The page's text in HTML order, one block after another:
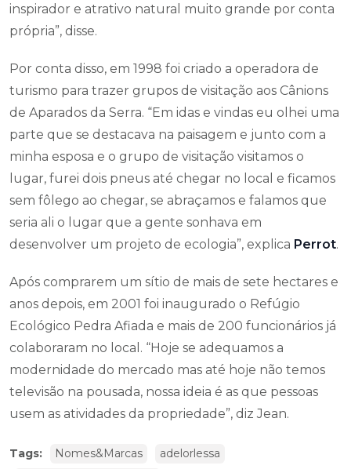
inspirador e atrativo natural muito grande por conta
própria”, disse.
Por conta disso, em 1998 foi criado a operadora de
turismo para trazer grupos de visitação aos Cânions
de Aparados da Serra. “Em idas e vindas eu olhei uma
parte que se destacava na paisagem e junto com a
minha esposa e o grupo de visitação visitamos o
lugar, furei dois pneus até chegar no local e ficamos
sem fôlego ao chegar, se abraçamos e falamos que
seria ali o lugar que a gente sonhava em
desenvolver um projeto de ecologia”, explica Perrot.
Após comprarem um sítio de mais de sete hectares e
anos depois, em 2001 foi inaugurado o Refúgio
Ecológico Pedra Afiada e mais de 200 funcionários já
colaboraram no local. “Hoje se adequamos a
modernidade do mercado mas até hoje não temos
televisão na pousada, nossa ideia é as que pessoas
usem as atividades da propriedade”, diz Jean.
Tags: Nomes&Marcas
adelorlessa